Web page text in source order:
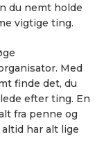
du nemt holde
vigtige ting.
Med
finde det, du
efter ting. En
fra penne og
har alt lige